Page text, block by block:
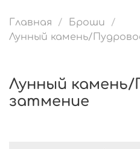
Главная
Броши
Лунный камень/
Лунный камень/
затмение